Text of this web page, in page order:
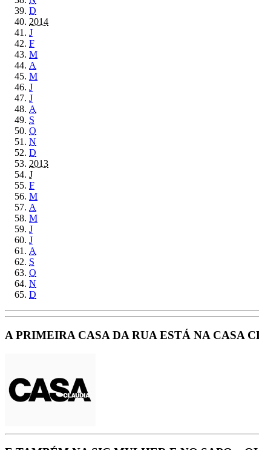
D
2014
J
F
M
A
M
J
J
A
S
O
N
D
2013
J
F
M
A
M
J
J
A
S
O
N
D
A PRIMEIRA CASA DA RUA ESTÁ NA CASA